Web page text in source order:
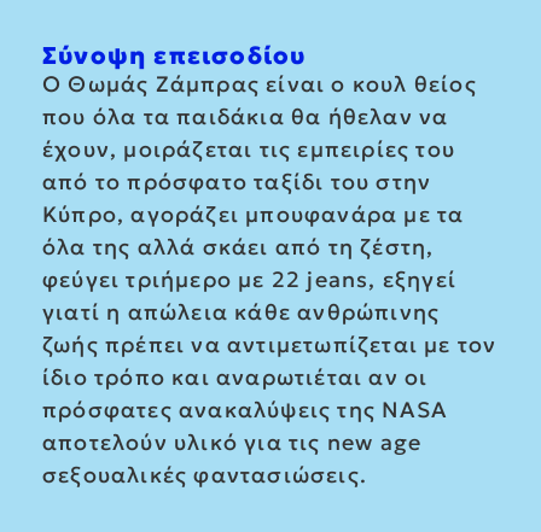
Σύνοψη επεισοδίου
Ο Θωμάς Ζάμπρας είναι ο κουλ θείος
που όλα τα παιδάκια θα ήθελαν να
έχουν, μοιράζεται τις εμπειρίες του
από το πρόσφατο ταξίδι του στην
Κύπρο, αγοράζει μπουφανάρα με τα
όλα της αλλά σκάει από τη ζέστη,
φεύγει τριήμερο με 22 jeans, εξηγεί
γιατί η απώλεια κάθε ανθρώπινης
ζωής πρέπει να αντιμετωπίζεται με τον
ίδιο τρόπο και αναρωτιέται αν οι
πρόσφατες ανακαλύψεις της NASA
αποτελούν υλικό για τις new age
σεξουαλικές φαντασιώσεις.